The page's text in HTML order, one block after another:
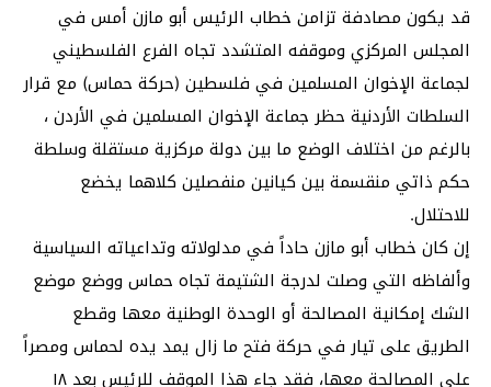
قد يكون مصادفة تزامن خطاب الرئيس أبو مازن أمس في
المجلس المركزي وموقفه المتشدد تجاه الفرع الفلسطيني
لجماعة الإخوان المسلمين في فلسطين (حركة حماس) مع قرار
السلطات الأردنية حظر جماعة الإخوان المسلمين في الأردن ،
بالرغم من اختلاف الوضع ما بين دولة مركزية مستقلة وسلطة
حكم ذاتي منقسمة بين كيانين منفصلين كلاهما يخضع
للاحتلال.
إن كان خطاب أبو مازن حاداً في مدلولاته وتداعياته السياسية
وألفاظه التي وصلت لدرجة الشتيمة تجاه حماس ووضع موضع
الشك إمكانية المصالحة أو الوحدة الوطنية معها وقطع
الطريق على تيار في حركة فتح ما زال يمد يده لحماس ومصراً
على المصالحة معها، فقد جاء هذا الموقف للرئيس بعد ١٨